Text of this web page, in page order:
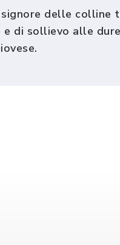
delle colline
di sollievo alle